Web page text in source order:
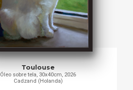
Toulouse
Óleo sobre tela, 30x40cm, 2026
Cadzand (Holanda)